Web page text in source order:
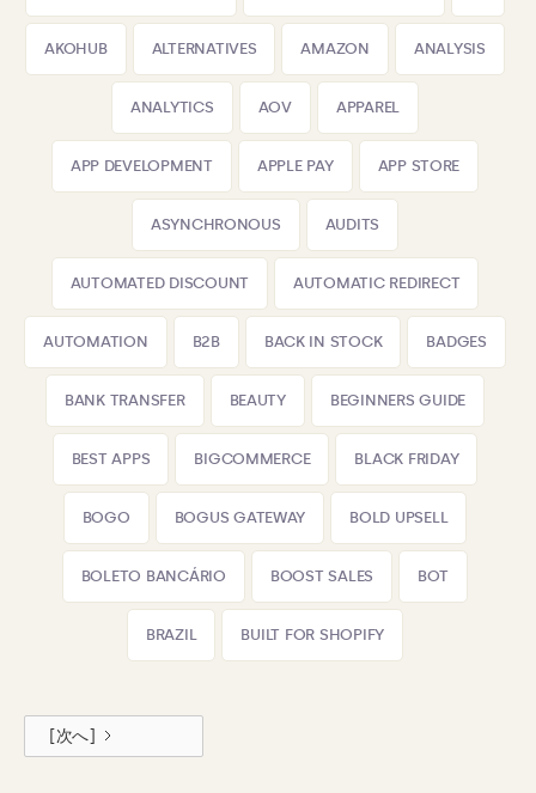
AKOHUB ALTERNATIVES AMAZON ANALYSIS
ANALYTICS AOV APPAREL
APP DEVELOPMENT APPLE PAY APP STORE
ASYNCHRONOUS AUDITS
AUTOMATED DISCOUNT AUTOMATIC REDIRECT
AUTOMATION B2B BACK IN STOCK BADGES
BANK TRANSFER BEAUTY BEGINNERS GUIDE
BEST APPS BIGCOMMERCE BLACK FRIDAY
BOGO BOGUS GATEWAY BOLD UPSELL
BOLETO BANCÁRIO BOOST SALES BOT
BRAZIL BUILT FOR SHOPIFY
[次へ]